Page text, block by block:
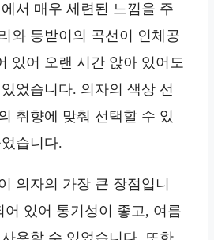
서 매우 세련된 느낌을 주
와 등받이의 곡선이 인체공
있어 오랜 시간 앉아 있어도
었습니다. 의자의 색상 선
취향에 맞춰 선택할 수 있
습니다.
의자의 가장 큰 장점입니
어 있어 통기성이 좋고, 여름